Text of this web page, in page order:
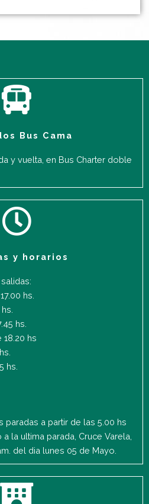
Bus Cama
y vuelta, en Bus Charter doble
y horarios
hs.
hs.
18.20 hs
hs.
paradas a partir de las 5.00 hs
la ultima parada, Cruce Varela,
del dia lunes 05 de Mayo.